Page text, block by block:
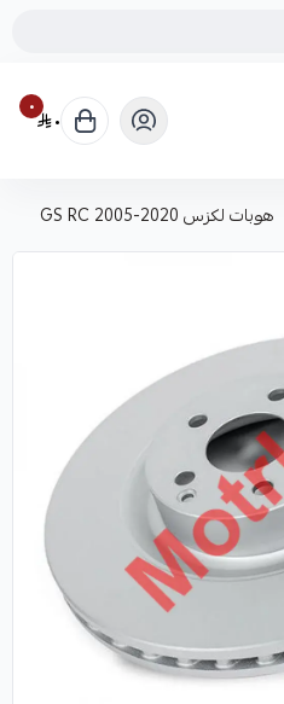
٠ ٠
هوبات لكزس GS RC 2005-2020